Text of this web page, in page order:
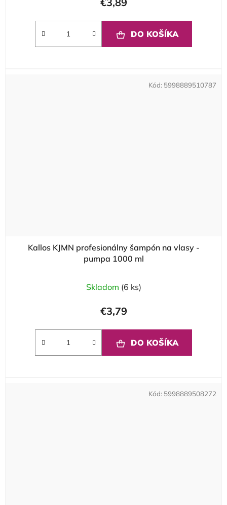
DO KOŠÍKA
Kallos KJMN profesionálny šampón na vlasy -
pumpa 1000 ml
Skladom (6 ks)
€3,79
DO KOŠÍKA
Kód: 5998889510787
Kód: 5998889508272